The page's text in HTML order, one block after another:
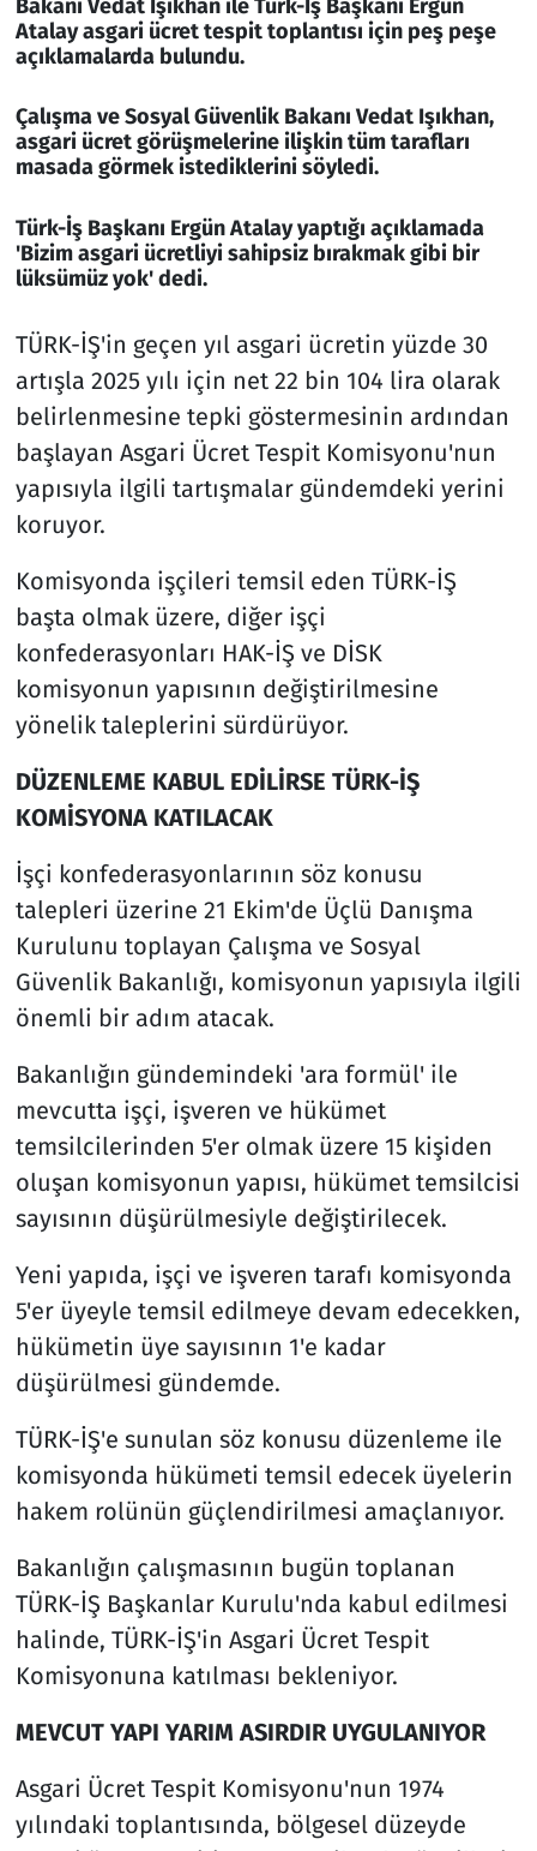
Bakanı Vedat Işıkhan ile Türk-İş Başkanı Ergün
Atalay asgari ücret tespit toplantısı için peş peşe
açıklamalarda bulundu.
Çalışma ve Sosyal Güvenlik Bakanı Vedat Işıkhan,
asgari ücret görüşmelerine ilişkin tüm tarafları
masada görmek istediklerini söyledi.
Türk-İş Başkanı Ergün Atalay yaptığı açıklamada
'Bizim asgari ücretliyi sahipsiz bırakmak gibi bir
lüksümüz yok' dedi.
TÜRK-İŞ'in geçen yıl asgari ücretin yüzde 30
artışla 2025 yılı için net 22 bin 104 lira olarak
belirlenmesine tepki göstermesinin ardından
başlayan Asgari Ücret Tespit Komisyonu'nun
yapısıyla ilgili tartışmalar gündemdeki yerini
koruyor.
Komisyonda işçileri temsil eden TÜRK-İŞ
başta olmak üzere, diğer işçi
konfederasyonları HAK-İŞ ve DİSK
komisyonun yapısının değiştirilmesine
yönelik taleplerini sürdürüyor.
DÜZENLEME KABUL EDİLİRSE TÜRK-İŞ
KOMİSYONA KATILACAK
İşçi konfederasyonlarının söz konusu
talepleri üzerine 21 Ekim'de Üçlü Danışma
Kurulunu toplayan Çalışma ve Sosyal
Güvenlik Bakanlığı, komisyonun yapısıyla ilgili
önemli bir adım atacak.
Bakanlığın gündemindeki 'ara formül' ile
mevcutta işçi, işveren ve hükümet
temsilcilerinden 5'er olmak üzere 15 kişiden
oluşan komisyonun yapısı, hükümet temsilcisi
sayısının düşürülmesiyle değiştirilecek.
Yeni yapıda, işçi ve işveren tarafı komisyonda
5'er üyeyle temsil edilmeye devam edecekken,
hükümetin üye sayısının 1'e kadar
düşürülmesi gündemde.
TÜRK-İŞ'e sunulan söz konusu düzenleme ile
komisyonda hükümeti temsil edecek üyelerin
hakem rolünün güçlendirilmesi amaçlanıyor.
Bakanlığın çalışmasının bugün toplanan
TÜRK-İŞ Başkanlar Kurulu'nda kabul edilmesi
halinde, TÜRK-İŞ'in Asgari Ücret Tespit
Komisyonuna katılması bekleniyor.
MEVCUT YAPI YARIM ASIRDIR UYGULANIYOR
Asgari Ücret Tespit Komisyonu'nun 1974
yılındaki toplantısında, bölgesel düzeyde